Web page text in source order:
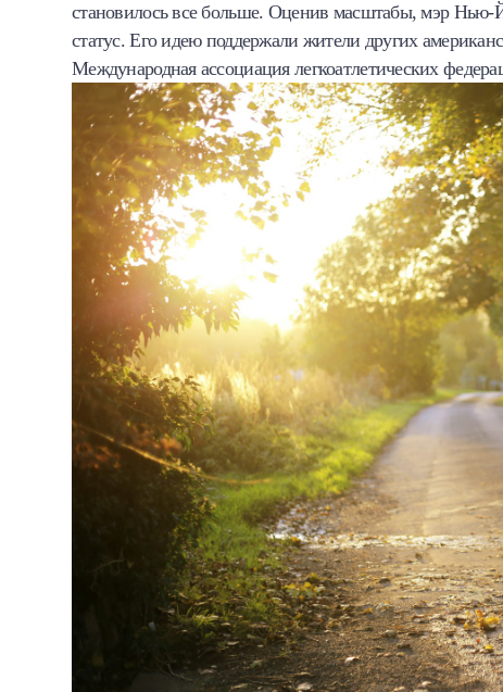
становилось все больше. Оценив масштабы, мэр Нью-
статус. Его идею поддержали жители других
Международная ассоциация легкоатлетических